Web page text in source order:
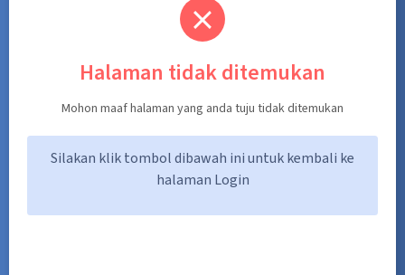
Halaman tidak ditemukan
Mohon maaf halaman yang anda tuju tidak ditemukan
Silakan klik tombol dibawah ini untuk kembali ke
halaman Login